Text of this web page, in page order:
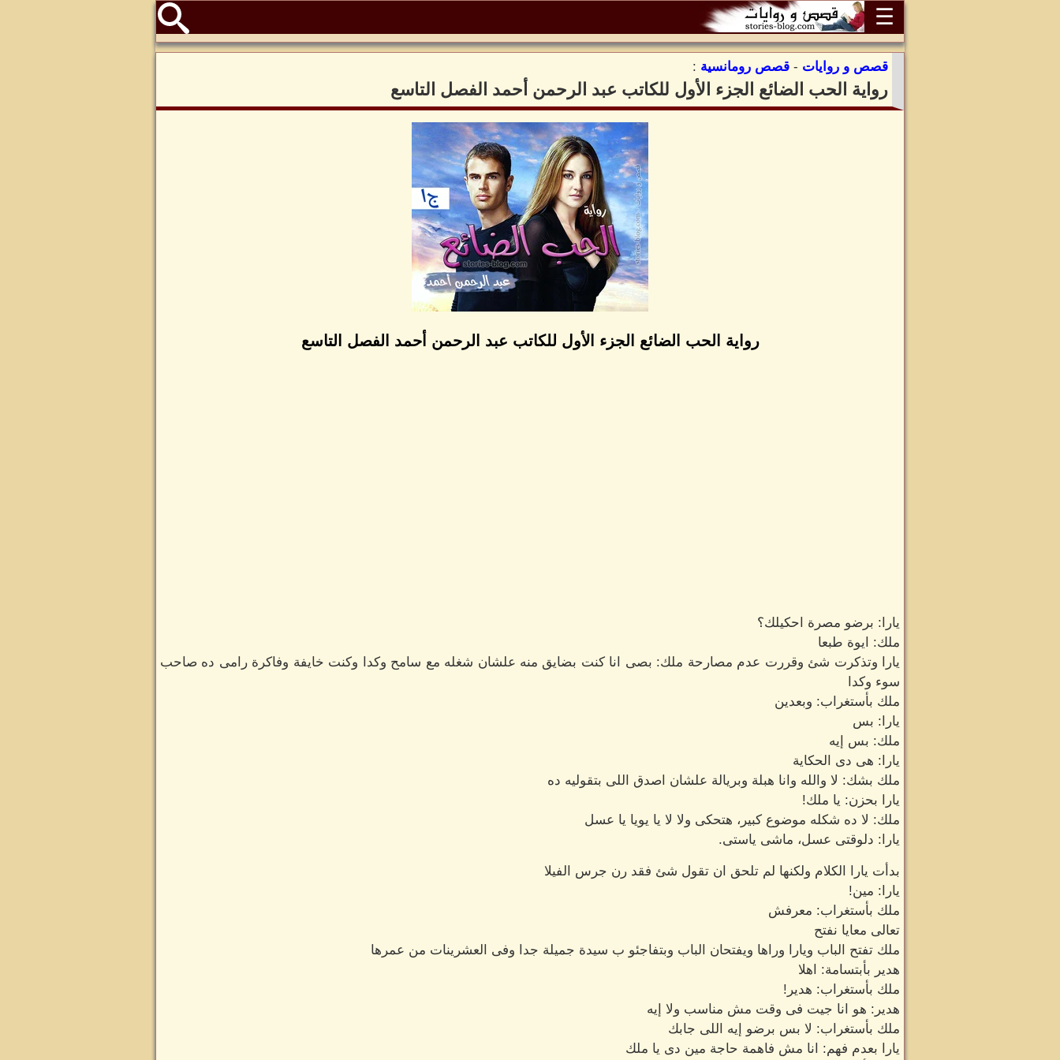
☰
قصص و روايات - قصص رومانسية :
رواية الحب الضائع الجزء الأول للكاتب عبد الرحمن أحمد الفصل التاسع
رواية الحب الضائع الجزء الأول للكاتب عبد الرحمن أحمد الفصل التاسع
يارا: برضو مصرة احكيلك؟
ملك: ايوة طبعا
يارا وتذكرت شئ وقررت عدم مصارحة ملك: بصى انا كنت بضايق منه علشان شغله مع سامح وكدا وكنت خايفة وفاكرة رامى ده صاحب
سوء وكدا
ملك بأستغراب: وبعدين
يارا: بس
ملك: بس إيه
يارا: هى دى الحكاية
ملك بشك: لا والله وانا هبلة وبريالة علشان اصدق اللى بتقوليه ده
يارا بحزن: يا ملك!
ملك: لا ده شكله موضوع كبير، هتحكى ولا لا يا يويا يا عسل
يارا: دلوقتى عسل، ماشى ياستى.
بدأت يارا الكلام ولكنها لم تلحق ان تقول شئ فقد رن جرس الفيلا
يارا: مين!
ملك بأستغراب: معرفش
تعالى معايا نفتح
ملك تفتح الباب ويارا وراها ويفتحان الباب وبتفاجئو ب سيدة جميلة جدا وفى العشرينات من عمرها
هدير بأبتسامة: اهلا
ملك بأستغراب: هدير!
هدير: هو انا جيت فى وقت مش مناسب ولا إيه
ملك بأستغراب: لا بس برضو إيه اللى جابك
يارا بعدم فهم: انا مش فاهمة حاجة مين دى يا ملك